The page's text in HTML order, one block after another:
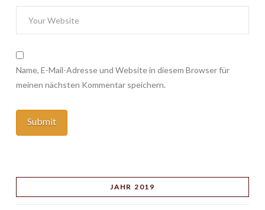
Name, E-Mail-Adresse und Website in diesem Browser für
meinen nächsten Kommentar speichern.
JAHR 2019